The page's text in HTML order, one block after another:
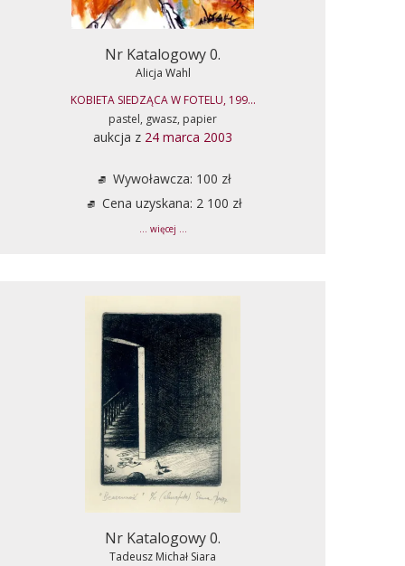
Nr Katalogowy 0.
Alicja Wahl
KOBIETA SIEDZĄCA W FOTELU, 199...
pastel, gwasz, papier
aukcja z 24 marca 2003
Wywoławcza: 100 zł
Cena uzyskana: 2 100 zł
... więcej ...
Nr Katalogowy 0.
Tadeusz Michał Siara